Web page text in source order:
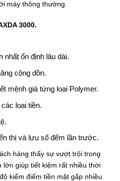
máy thông thường.
3000.
nhất ổn định lâu dài.
cộng dồn.
mệnh giá từng loại Polymer.
loại tiền.
thị và lưu số đếm lần trước.
hàng thấy sự vượt trội trong
lớn giúp tiết kiệm rất nhiều thời
kiểm điếm tiền mặt gấp nhiều